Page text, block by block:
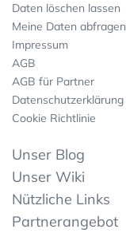
Daten löschen lassen
Meine Daten abfragen
Impressum
AGB
AGB für Partner
Datenschutzerklärung
Cookie Richtlinie
Unser Blog
Unser Wiki
Nützliche Links
Partnerangebot